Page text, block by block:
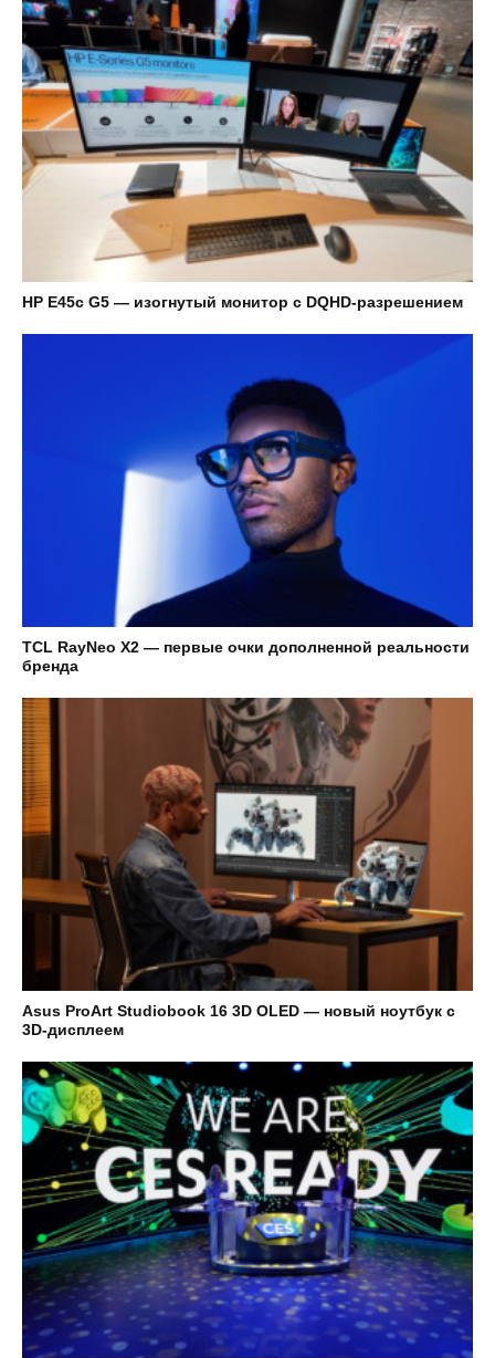
HP E45c G5 — изогнутый монитор с DQHD-разрешением
TCL RayNeo X2 — первые очки дополненной реальности
бренда
Asus ProArt Studiobook 16 3D OLED — новый ноутбук с
3D-дисплеем